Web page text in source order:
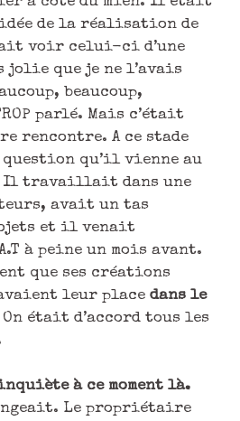
de la réalisation de
voir celui-ci d’une
jolie que je ne l’avais
beaucoup,
parlé. Mais c’était
rencontre. A ce stade
qu’il vienne au
Il travaillait dans une
avait un tas
et il venait
à peine un mois avant.
que ses créations
avaient leur place dans le
On était d’accord tous les
à ce moment là.
Le propriétaire